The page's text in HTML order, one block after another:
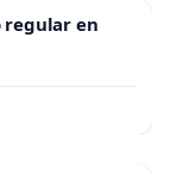
regular en